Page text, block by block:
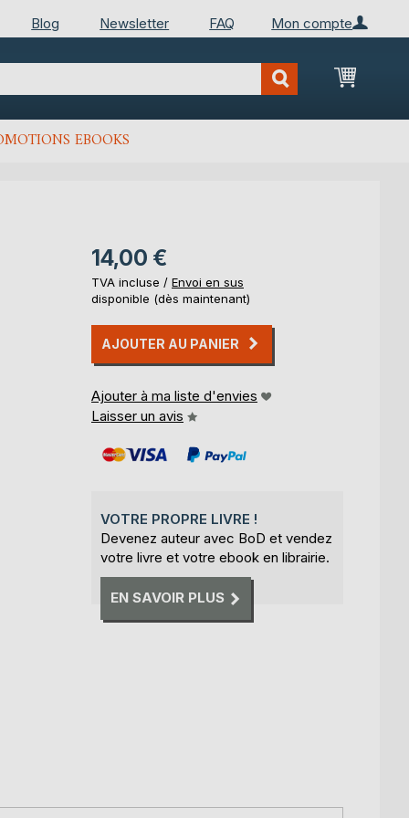
Mon compte
Blog Newsletter FAQ
Mon
EBOOKS
14,00 €
TVA incluse / Envoi en sus
disponible (dès maintenant)
AJOUTER AU PANIER
Ajouter à ma liste d'envies
Laisser un avis
VOTRE PROPRE LIVRE !
Devenez auteur avec BoD et vendez
votre livre et votre ebook en librairie.
EN SAVOIR PLUS